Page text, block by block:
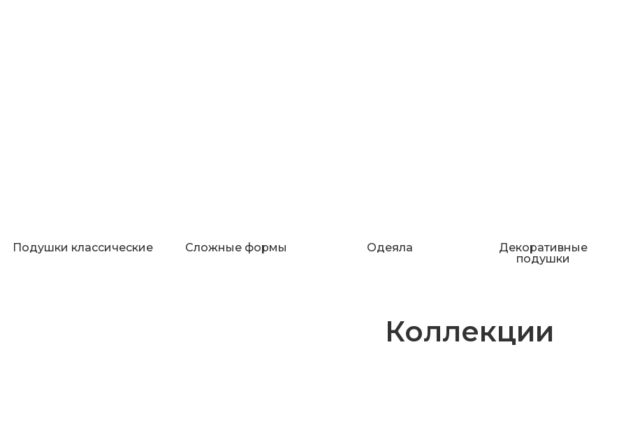
Подушки классические Сложные формы Одеяла
Декоративные
подушки
Коллекции